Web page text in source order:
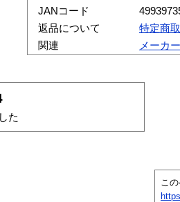
JANコード
返品について
特定商
関連
メーカ
た
こ